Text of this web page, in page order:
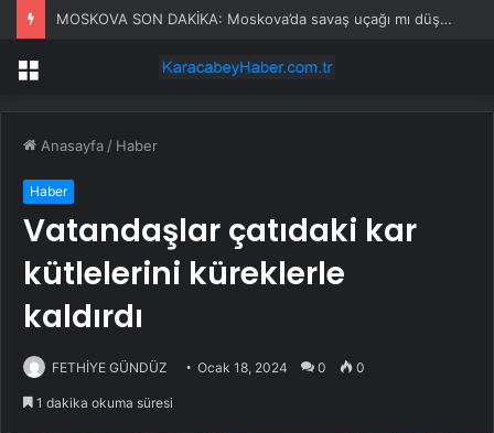
MOSKOVA SON DAKİKA: Moskova’da savaş uçağı mı düştü, olay nedir?
Menü
Anasayfa / Haber
Haber
Vatandaşlar çatıdaki kar
kütlelerini küreklerle
kaldırdı
FETHİYE GÜNDÜZ Ocak 18, 2024 0 0
1 dakika okuma süresi